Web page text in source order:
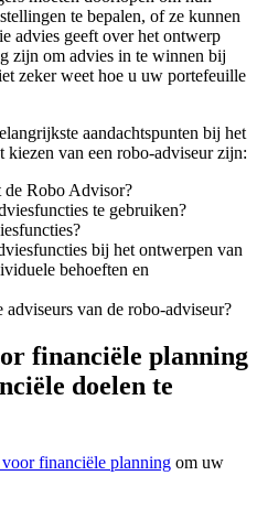
te bepalen, of ze kunnen
advies geeft over het ontwerp
zijn om advies in te winnen bij
zeker weet hoe u uw portefeuille
aandachtspunten bij het
van een robo-adviseur zijn:
de Robo Advisor?
te gebruiken?
bij het ontwerpen van
behoeften en
van de robo-adviseur?
financiële planning
doelen te
financiële planning om uw